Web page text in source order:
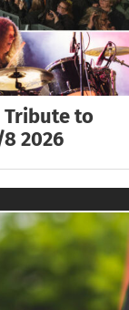
Tribute to
2026